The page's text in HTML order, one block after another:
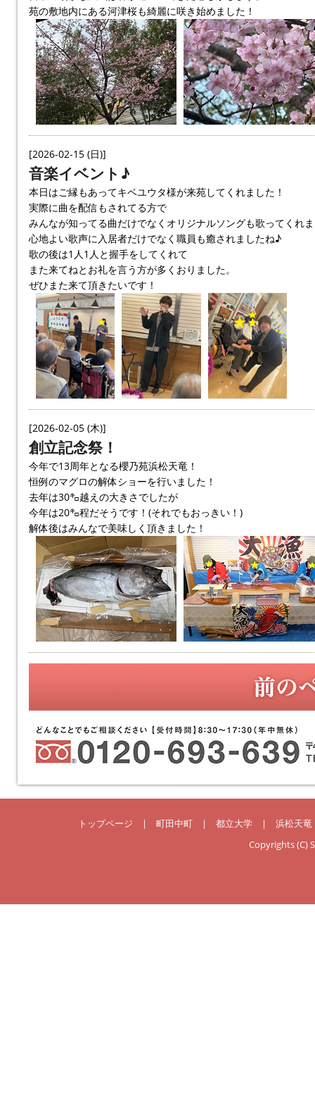
苑の敷地内にある河津桜も綺麗に咲き始めました！
[2026-02-15 (日)]
音楽イベント♪
本日はご縁もあってキベユウタ様が来苑してくれました！
実際に曲を配信もされてる方で
みんなが知ってる曲だけでなくオリジナルソングも歌ってくれ
心地よい歌声に入居者だけでなく職員も癒されましたね♪
歌の後は1人1人と握手をしてくれて
また来てねとお礼を言う方が多くおりました。
ぜひまた来て頂きたいです！
[2026-02-05 (木)]
創立記念祭！
今年で13周年となる櫻乃苑浜松天竜！
恒例のマグロの解体ショーを行いました！
去年は30㌔越えの大きさでしたが
今年は20㌔程だそうです！(それでもおっきい！)
解体後はみんなで美味しく頂きました！
トップページ |町田中町 |都立大学 |浜松天竜
Copyrights (C)